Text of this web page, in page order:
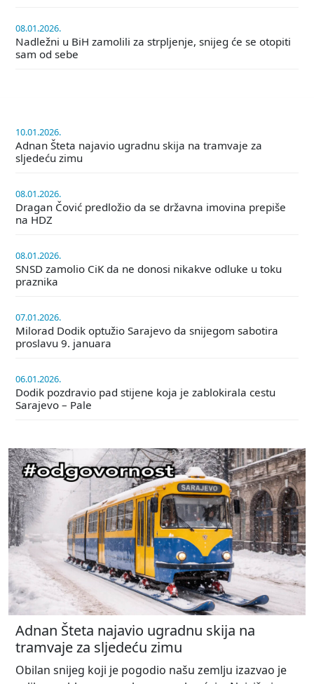
08.01.2026.
Nadležni u BiH zamolili za strpljenje, snijeg će se otopiti
sam od sebe
10.01.2026.
Adnan Šteta najavio ugradnu skija na tramvaje za
sljedeću zimu
08.01.2026.
Dragan Čović predložio da se državna imovina prepiše
na HDZ
08.01.2026.
SNSD zamolio CiK da ne donosi nikakve odluke u toku
praznika
07.01.2026.
Milorad Dodik optužio Sarajevo da snijegom sabotira
proslavu 9. januara
06.01.2026.
Dodik pozdravio pad stijene koja je zablokirala cestu
Sarajevo – Pale
Adnan Šteta najavio ugradnu skija na
tramvaje za sljedeću zimu
Obilan snijeg koji je pogodio našu zemlju izazvao je